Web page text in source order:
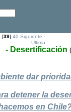
[39]40 Siguiente -
Ultima
- Desertificación
dar
detener la
en